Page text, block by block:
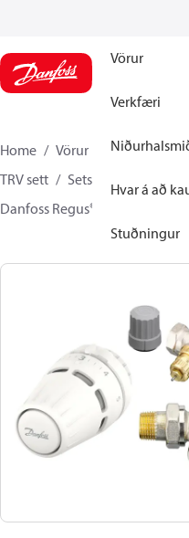
Vörur
Verkfæri
Hvar á að
Stuðningur
Home Vörur Climate
TRV sett
Sets with built on
Danfoss Regus® + RA-FN + RLV-S